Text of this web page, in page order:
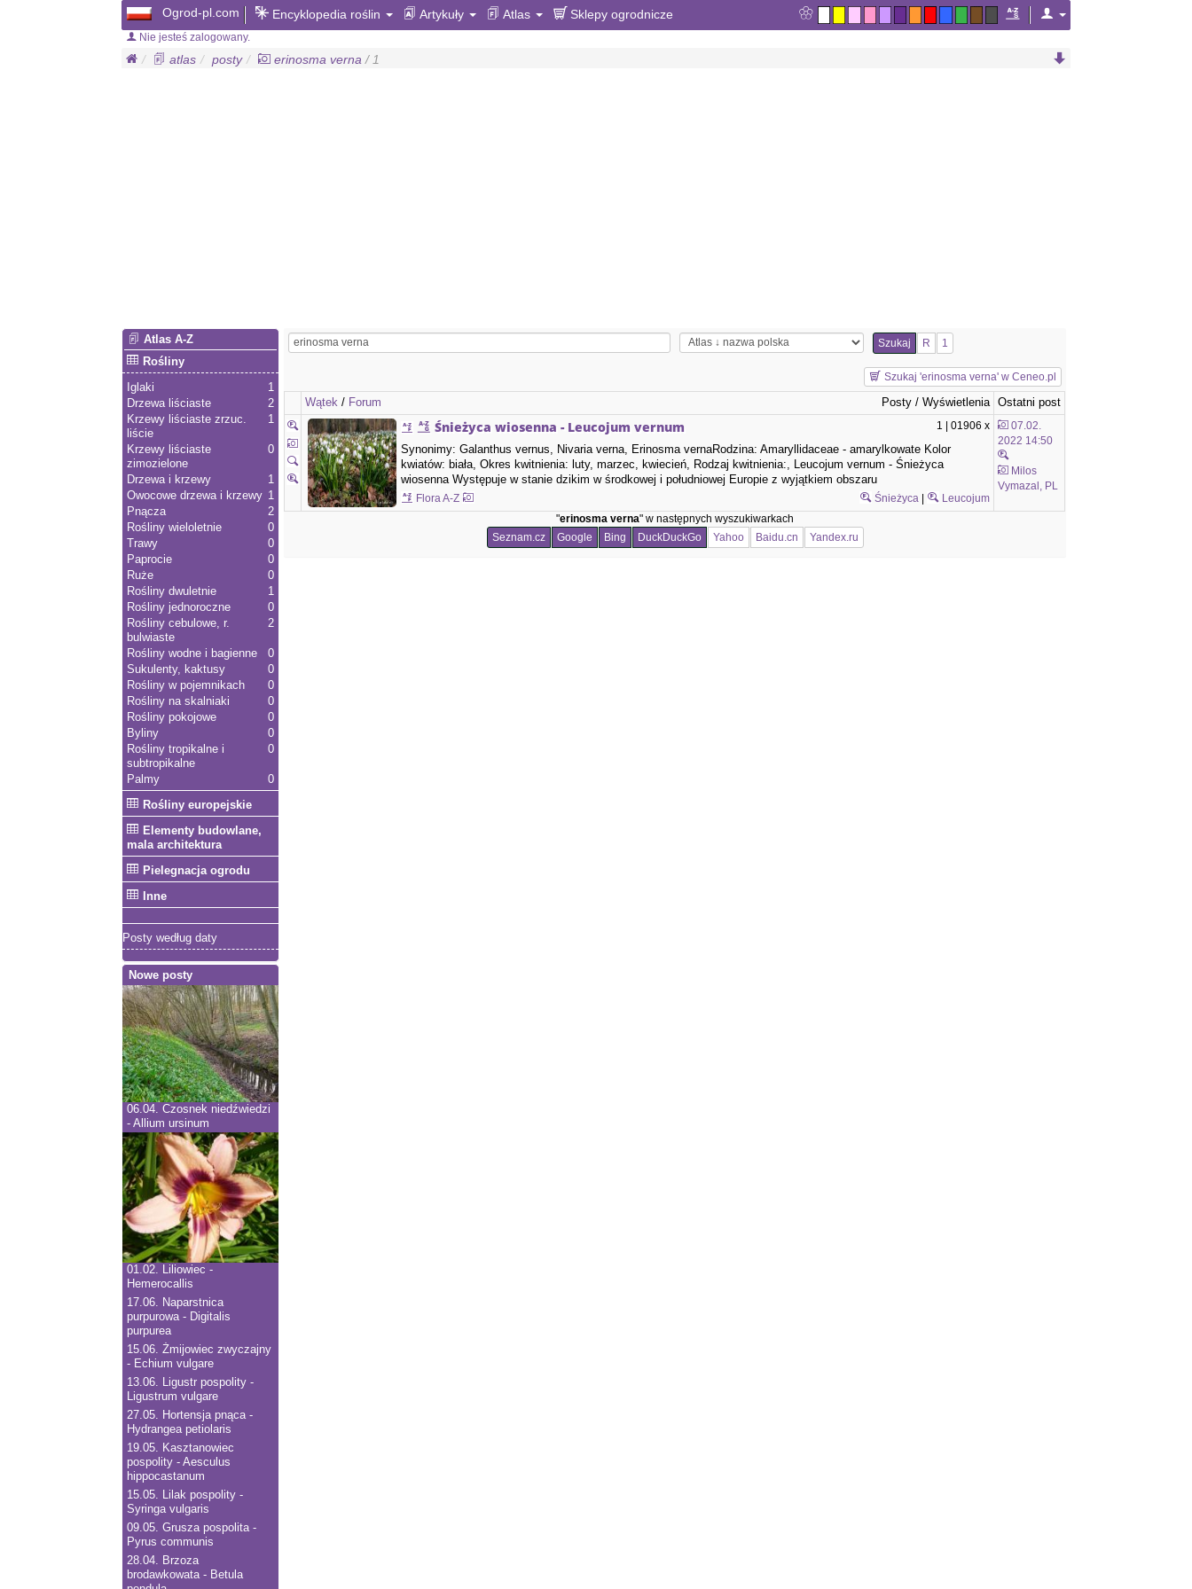
Ogrod-pl.com Encyklopedia roślin Artykuły Atlas Sklepy ogrodnicze
Nie jesteś zalogowany.
atlas posty erinosma verna / 1
Szukaj R 1
Szukaj 'erinosma verna' w Ceneo.pl
Wątek / Forum Posty / Wyświetlenia
Ostatni post
1 | 01906 x
Śnieżyca wiosenna - Leucojum vernum
Synonimy: Galanthus vernus, Nivaria verna, Erinosma vernaRodzina: Amaryllidaceae - amarylkowate Kolor
kwiatów: biała, Okres kwitnienia: luty, marzec, kwiecień, Rodzaj kwitnienia:, Leucojum vernum - Śnieżyca
wiosenna Występuje w stanie dzikim w środkowej i południowej Europie z wyjątkiem obszaru
śródziemnomorskiego. W Polsce rośnie głównie…
Śnieżyca | Leucojum
Flora A-Z
07.02.
2022 14:50
Milos
Vymazal, PL
"erinosma verna" w następnych wyszukiwarkach
Seznam.cz
Google Bing DuckDuckGo Yahoo Baidu.cn Yandex.ru
Atlas A-Z
Rośliny
1
Iglaki
2
Drzewa liściaste
1
Krzewy liściaste zrzuc.
liście
0
Krzewy liściaste
zimozielone
1
Drzewa i krzewy
1
Owocowe drzewa i krzewy
2
Pnącza
0
Rośliny wieloletnie
0
Trawy
0
Paprocie
0
Ruże
1
Rośliny dwuletnie
0
Rośliny jednoroczne
2
Rośliny cebulowe, r.
bulwiaste
0
Rośliny wodne i bagienne
0
Sukulenty, kaktusy
0
Rośliny w pojemnikach
0
Rośliny na skalniaki
0
Rośliny pokojowe
0
Byliny
0
Rośliny tropikalne i
subtropikalne
0
Palmy
Rośliny europejskie
Elementy budowlane,
mala architektura
Pielegnacja ogrodu
Inne
Posty według daty
Nowe posty
06.04. Czosnek niedźwiedzi
- Allium ursinum
01.02.
Liliowiec -
Hemerocallis
17.06.
Naparstnica
purpurowa - Digitalis
purpurea
15.06. Żmijowiec zwyczajny
- Echium vulgare
13.06.
Ligustr pospolity -
Ligustrum vulgare
27.05.
Hortensja pnąca -
Hydrangea petiolaris
19.05.
Kasztanowiec
pospolity - Aesculus
hippocastanum
15.05.
Lilak pospolity -
Syringa vulgaris
09.05. Grusza pospolita -
Pyrus communis
28.04.
Brzoza
brodawkowata - Betula